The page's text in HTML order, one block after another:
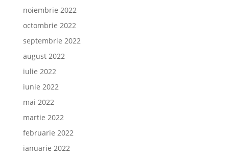
noiembrie 2022
octombrie 2022
septembrie 2022
august 2022
iulie 2022
iunie 2022
mai 2022
martie 2022
februarie 2022
ianuarie 2022